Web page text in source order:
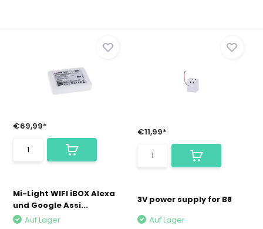
€69,99*
Mi-Light WIFI iBOX Alexa
und Google Assi...
Auf Lager
€11,99*
3V power supply for B8
Auf Lager